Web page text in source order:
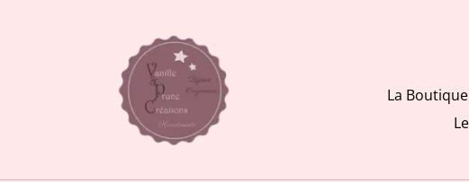
La Boutique